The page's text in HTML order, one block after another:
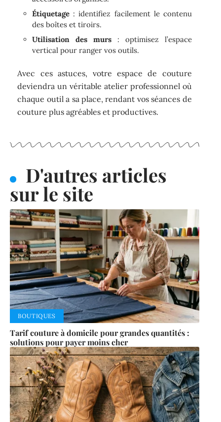
Étiquetage : identifiez facilement le contenu
des boîtes et tiroirs.
Utilisation des murs : optimisez l’espace
vertical pour ranger vos outils.
Avec ces astuces, votre espace de couture
deviendra un véritable atelier professionnel où
chaque outil a sa place, rendant vos séances de
couture plus agréables et productives.
D'autres articles
sur le site
BOUTIQUES
Tarif couture à domicile pour grandes quantités :
solutions pour payer moins cher